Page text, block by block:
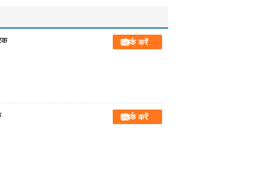
संपर्क करें
संपर्क करें